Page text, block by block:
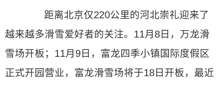
距离北京仅220公里的河北崇礼迎来了
越来越多滑雪爱好者的关注。11月8日，万龙滑
雪场开板；11月9日，富龙四季小镇国际度假区
正式开园营业，富龙滑雪场将于18日开板，最近